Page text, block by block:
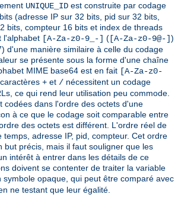
UNIQUE_ID est construite par codage
(adresse IP sur 32 bits, pid sur 32 bits,
bits, compteur 16 bits et index de threads
l'alphabet [A-Za-z0-9_-] ( [A-Za-z0-9@-])
d'une manière similaire à celle du codage
se présente sous la forme d'une chaîne
MIME base64 est en fait [A-Za-z0-
+ et / nécessitent un codage
ce qui rend leur utilisation peu commode.
codées dans l'ordre des octets d'une
à ce que le codage soit comparable entre
des octets est différent. L'ordre réel de
adresse IP, pid, compteur. Cet ordre
but précis, mais il faut souligner que les
intérêt à entrer dans les détails de ce
doivent se contenter de traiter la variable
symbole opaque, qui peut être comparé avec
ne testant que leur égalité.